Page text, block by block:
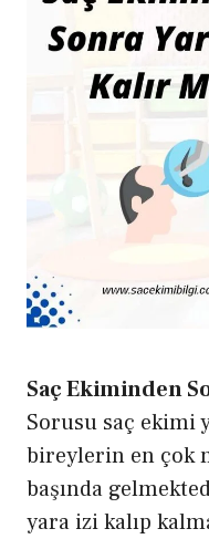
Saç Ekiminden
Sorusu saç ekimi
bireylerin en çok
başında
yara izi kalıp